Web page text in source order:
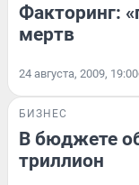
Факторинг:
мертв
24 августа, 2009, 19:00
БИЗНЕС
В бюджете
триллион